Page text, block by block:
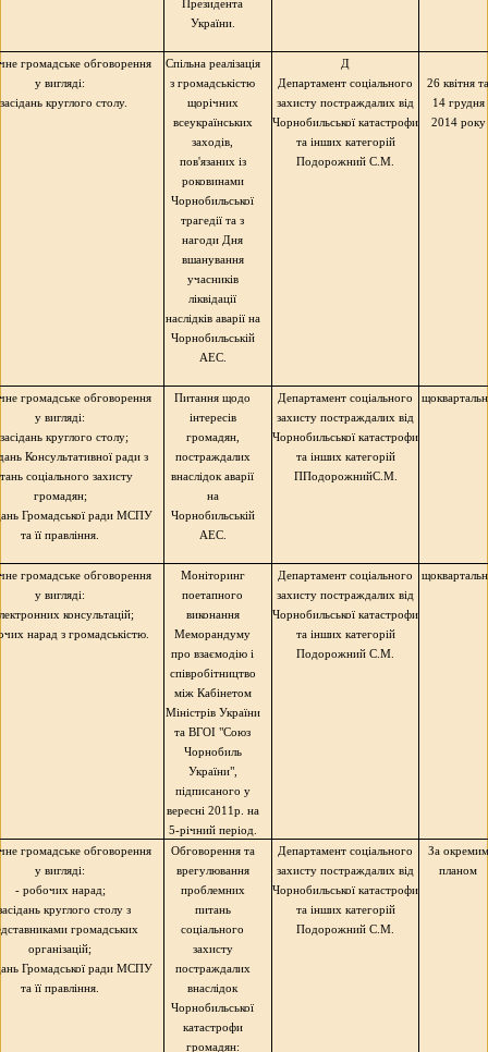
Президента
України.
громадське обговорення
у вигляді:
круглого столу.
Спільна реалізація
з громадськістю
щорічних
всеукраїнських
заходів,
пов'язаних із
роковинами
Чорнобильської
трагедії та з
нагоди Дня
вшанування
учасників
ліквідації
наслідків аварії на
Чорнобильській
АЕС.
Д
Департамент соціального
захисту постраждалих від
Чорнобильської катастрофи
та інших категорій
Подорожний С.М.
26 квітня та
14 грудня
2014 року
громадське обговорення
у вигляді:
круглого столу;
Консультативної ради з
соціального захисту
громадян;
Громадської ради МСПУ
та її правління.
Питання щодо
інтересів
громадян,
постраждалих
внаслідок аварії
на
Чорнобильській
АЕС.
Департамент соціального
захисту постраждалих від
Чорнобильської катастрофи
та інших категорій
ППодорожнийС.М.
громадське обговорення
у вигляді:
консультацій;
нарад з громадськістю.
Моніторинг
поетапного
виконання
Меморандуму
про взаємодію і
співробітництво
між Кабінетом
Міністрів України
та ВГОІ "Союз
Чорнобиль
України",
підписаного у
вересні 2011р. на
5-річний період.
Департамент соціального
захисту постраждалих від
Чорнобильської катастрофи
та інших категорій
Подорожний С.М.
громадське обговорення
у вигляді:
- робочих нарад;
круглого столу з
громадських
організацій;
Громадської ради МСПУ
та її правління.
Обговорення та
врегулювання
проблемних
питань
соціального
захисту
постраждалих
внаслідок
Чорнобильської
катастрофи
громадян:
Департамент соціального
захисту постраждалих від
Чорнобильської катастрофи
та інших категорій
Подорожний С.М.
За окремим
планом